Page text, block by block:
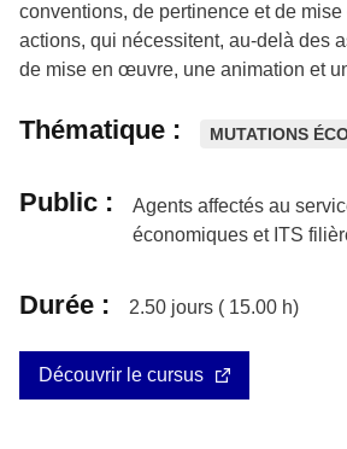
conventions, de pertinence et de
actions, qui nécessitent, au-delà des
de mise en œuvre, une animation et
Thématique : MUTATIONS
Public :
Agents affectés au
économiques et ITS
Durée : 2.50 jours ( 15.00 h)
Découvrir le cursus